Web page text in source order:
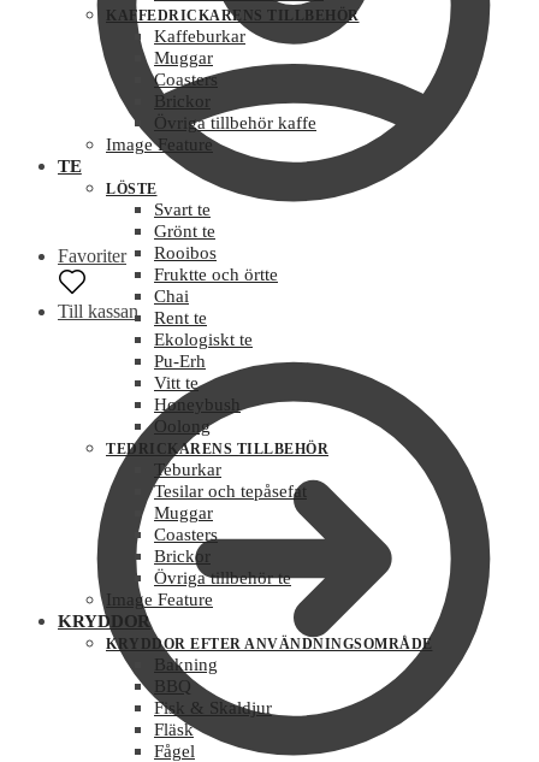
Favoriter
Till kassan
KAFFEDRICKARENS TILLBEHÖR
Kaffeburkar
Muggar
Coasters
Brickor
Övriga tillbehör kaffe
Image Feature
TE
LÖSTE
Svart te
Grönt te
Rooibos
Fruktte och örtte
Chai
Rent te
Ekologiskt te
Pu-Erh
Vitt te
Honeybush
Oolong
TEDRICKARENS TILLBEHÖR
Teburkar
Tesilar och tepåsefat
Muggar
Coasters
Brickor
Övriga tillbehör te
Image Feature
KRYDDOR
KRYDDOR EFTER ANVÄNDNINGSOMRÅDE
Bakning
BBQ
Fisk & Skaldjur
Fläsk
Fågel